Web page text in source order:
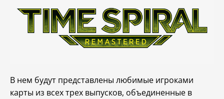
В нем будут представлены любимые игроками
карты из всех трех выпусков, объединенные в